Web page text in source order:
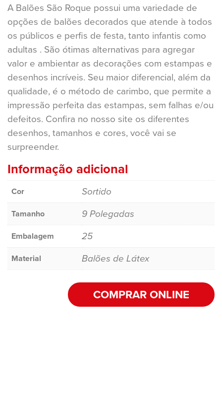
A Balões São Roque possui uma variedade de
opções de balões decorados que atende à todos
os públicos e perfis de festa, tanto infantis como
adultas . São ótimas alternativas para agregar
valor e ambientar as decorações com estampas e
desenhos incríveis. Seu maior diferencial, além da
qualidade, é o método de carimbo, que permite a
impressão perfeita das estampas, sem falhas e/ou
defeitos. Confira no nosso site os diferentes
desenhos, tamanhos e cores, você vai se
surpreender.
Informação adicional
Cor Sortido
Tamanho 9 Polegadas
Embalagem 25
Material Balões de Látex
COMPRAR ONLINE